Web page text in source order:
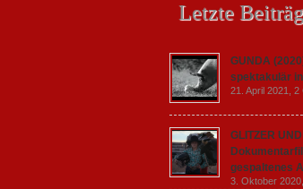
Letzte
GUNDA
spektakulär
21. April 2021, 2
GLITZER
gespaltenes
3. Oktober 2020,